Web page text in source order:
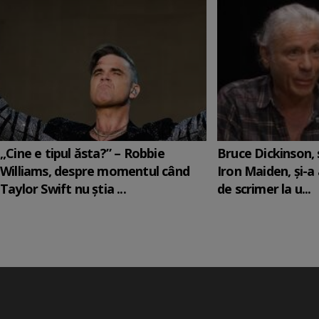
„Cine e tipul ăsta?” – Robbie
Williams, despre momentul când
Taylor Swift nu știa ...
Bruce
Iron Maiden, şi-
de scrimer la u...